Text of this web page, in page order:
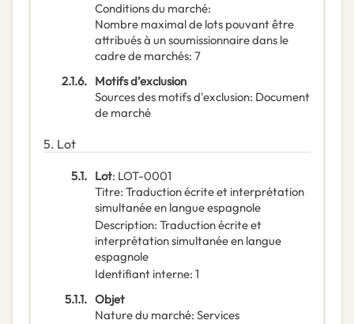
Conditions du marché:
Nombre maximal de lots pouvant être
attribués à un soumissionnaire dans le
cadre de marchés: 7
2.1.6. Motifs d’exclusion
Sources des motifs d'exclusion: Document
de marché
5. Lot
5.1. Lot: LOT-0001
Titre: Traduction écrite et interprétation
simultanée en langue espagnole
Description: Traduction écrite et
interprétation simultanée en langue
espagnole
Identifiant interne: 1
5.1.1. Objet
Nature du marché: Services